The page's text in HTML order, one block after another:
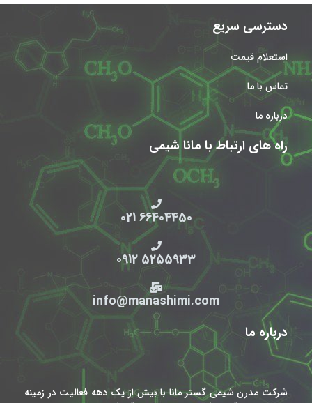
دسترسی سریع
استعلام قیمت
تماس با ما
درباره ما
راه های ارتباط با مانا شیمی
66404450 021
5255933 0912
info@manashimi.com
درباره ما
شرکت مدرن شیمی گستر مانا با بیش از یک دهه فعالیت در زمینه